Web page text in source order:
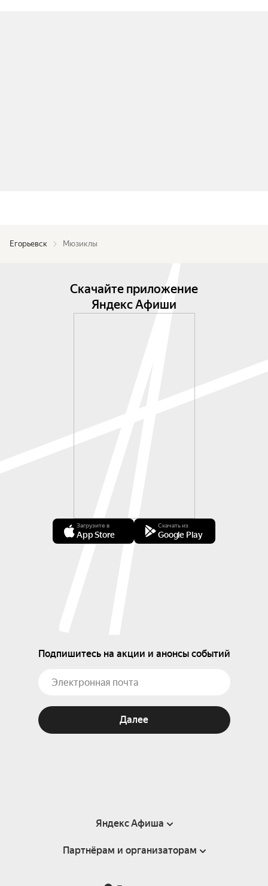
Егорьевск Мюзиклы
Скачайте приложение
Яндекс Афиши
Загрузите в
App Store
Скачать из
Google Play
Подпишитесь на акции и анонсы событий
Далее
Яндекс Афиша
Справка
Партнёрам и организаторам